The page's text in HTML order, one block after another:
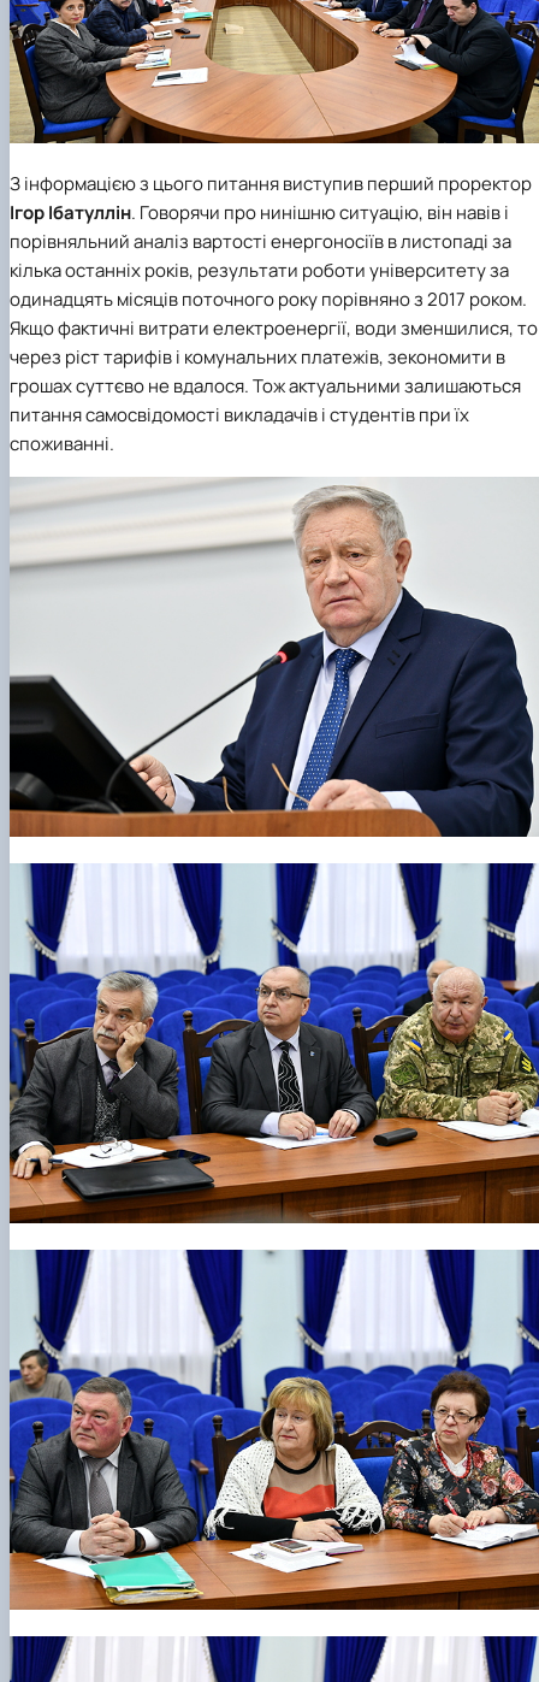
З інформацією з цього питання виступив перший проректор
Ігор Ібатуллін. Говорячи про нинішню ситуацію, він навів і
порівняльний аналіз вартості енергоносіїв в листопаді за
кілька останніх років, результати роботи університету за
одинадцять місяців поточного року порівняно з 2017 роком.
Якщо фактичні витрати електроенергії, води зменшилися, то
через ріст тарифів і комунальних платежів, зекономити в
грошах суттєво не вдалося. Тож актуальними залишаються
питання самосвідомості викладачів і студентів при їх
споживанні.